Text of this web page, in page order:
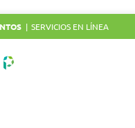
SERVICIOS EN LÍNEA